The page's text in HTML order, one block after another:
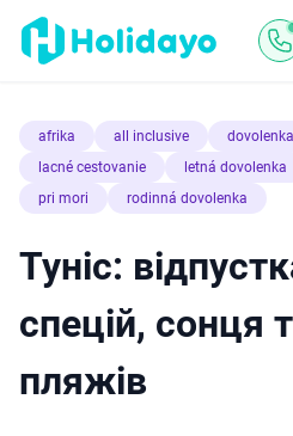
afrika all inclusive dovolenka
lacné cestovanie
letná dovolenka
pri mori
rodinná dovolenka
Туніс:
спецій, сонця
пляжів